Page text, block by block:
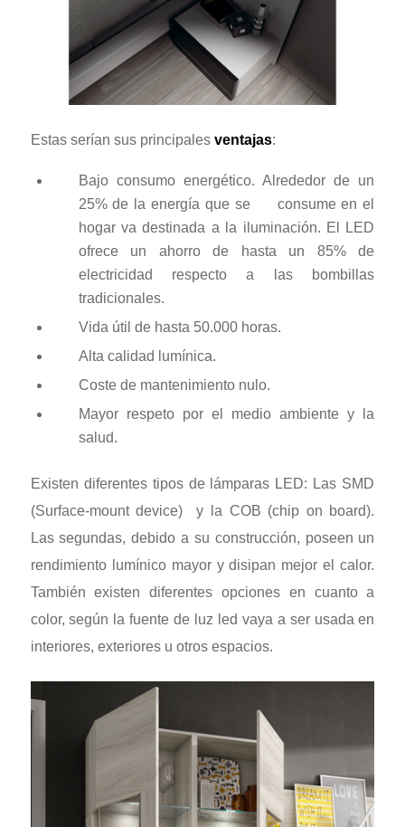
Estas serían sus principales ventajas:
Bajo consumo energético. Alrededor de un
25% de la energía que se consume en el
hogar va destinada a la iluminación. El LED
ofrece un ahorro de hasta un 85% de
electricidad respecto a las bombillas
tradicionales.
Vida útil de hasta 50.000 horas.
Alta calidad lumínica.
Coste de mantenimiento nulo.
Mayor respeto por el medio ambiente y la
salud.
Existen diferentes tipos de lámparas LED: Las SMD
(Surface-mount device) y la COB (chip on board).
Las segundas, debido a su construcción, poseen un
rendimiento lumínico mayor y disipan mejor el calor.
También existen diferentes opciones en cuanto a
color, según la fuente de luz led vaya a ser usada en
interiores, exteriores u otros espacios.